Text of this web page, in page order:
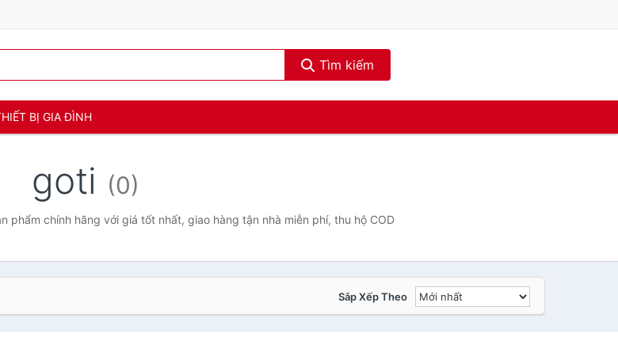
Tìm kiếm
BỊ GIA ĐÌNH
goti (0)
phẩm chính hãng với giá tốt nhất, giao hàng tận nhà miễn phí, thu hộ COD
Sắp Xếp Theo